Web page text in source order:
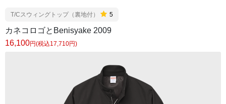
T/Cスウィングトップ（裏地付） 5
カネコロゴとBenisyake 2009
16,100円(税込17,710円)